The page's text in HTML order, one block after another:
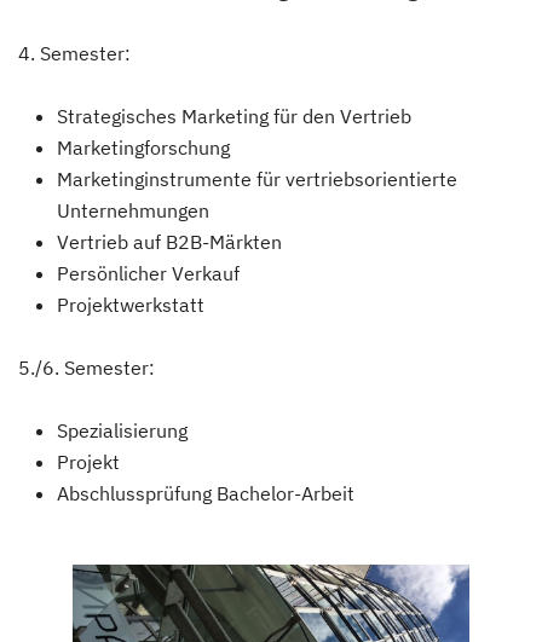
4. Semester:
Strategisches Marketing für den Vertrieb
Marketingforschung
Marketinginstrumente für vertriebsorientierte
Unternehmungen
Vertrieb auf B2B-Märkten
Persönlicher Verkauf
Projektwerkstatt
5./6. Semester:
Spezialisierung
Projekt
Abschlussprüfung Bachelor-Arbeit